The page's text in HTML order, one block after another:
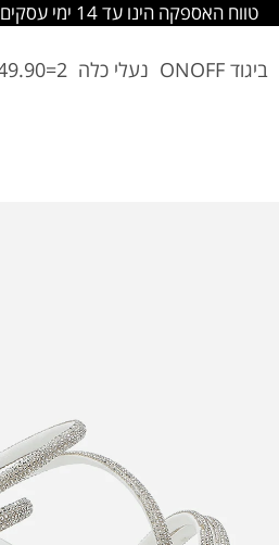
החלפה והחזרה מתבצעת בסניפי הרשת
ביגוד ONOFF נעלי כלה 2=49.90 ש"ח